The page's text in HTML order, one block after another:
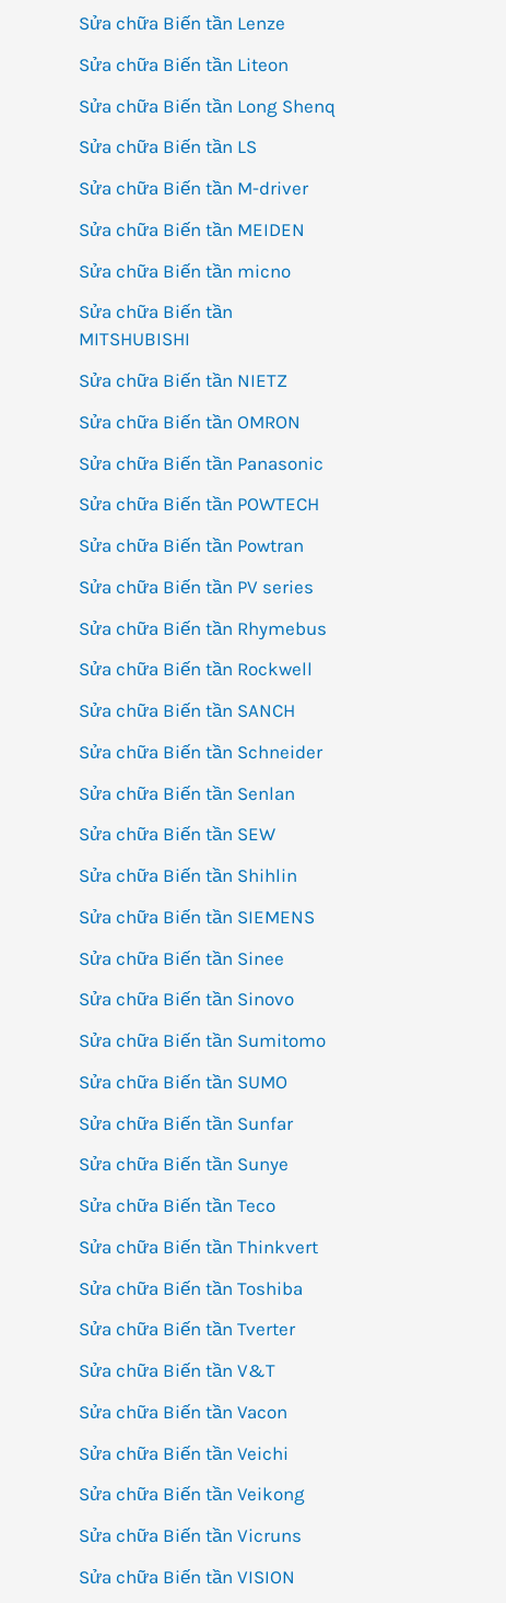
Sửa chữa Biến tần Lenze
Sửa chữa Biến tần Liteon
Sửa chữa Biến tần Long Shenq
Sửa chữa Biến tần LS
Sửa chữa Biến tần M-driver
Sửa chữa Biến tần MEIDEN
Sửa chữa Biến tần micno
Sửa chữa Biến tần
MITSHUBISHI
Sửa chữa Biến tần NIETZ
Sửa chữa Biến tần OMRON
Sửa chữa Biến tần Panasonic
Sửa chữa Biến tần POWTECH
Sửa chữa Biến tần Powtran
Sửa chữa Biến tần PV series
Sửa chữa Biến tần Rhymebus
Sửa chữa Biến tần Rockwell
Sửa chữa Biến tần SANCH
Sửa chữa Biến tần Schneider
Sửa chữa Biến tần Senlan
Sửa chữa Biến tần SEW
Sửa chữa Biến tần Shihlin
Sửa chữa Biến tần SIEMENS
Sửa chữa Biến tần Sinee
Sửa chữa Biến tần Sinovo
Sửa chữa Biến tần Sumitomo
Sửa chữa Biến tần SUMO
Sửa chữa Biến tần Sunfar
Sửa chữa Biến tần Sunye
Sửa chữa Biến tần Teco
Sửa chữa Biến tần Thinkvert
Sửa chữa Biến tần Toshiba
Sửa chữa Biến tần Tverter
Sửa chữa Biến tần V&T
Sửa chữa Biến tần Vacon
Sửa chữa Biến tần Veichi
Sửa chữa Biến tần Veikong
Sửa chữa Biến tần Vicruns
Sửa chữa Biến tần VISION